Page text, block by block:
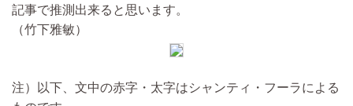
記事で推測出来ると思います。
（竹下雅敏）
注）以下、文中の赤字・太字はシャンティ・フーラによる